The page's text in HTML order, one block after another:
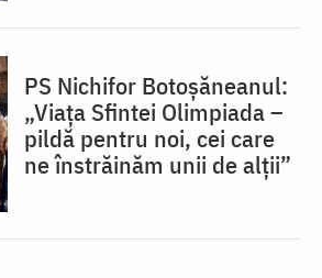
PS Nichifor Botoșăneanul:
„Viața Sfintei Olimpiada –
pildă pentru noi, cei care
ne înstrăinăm unii de alții”